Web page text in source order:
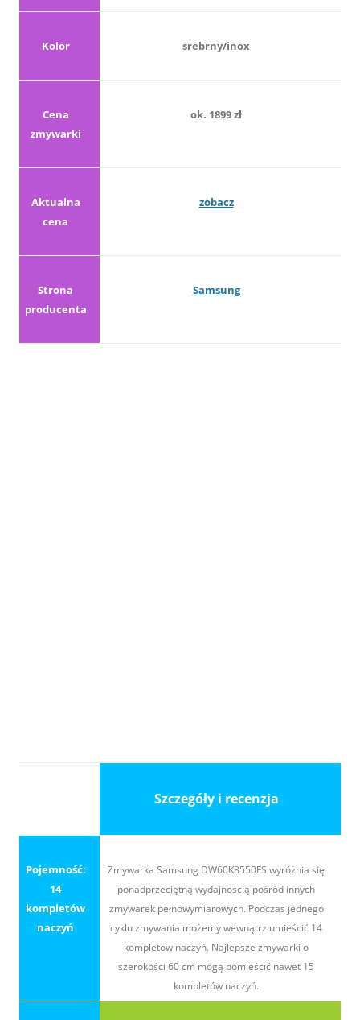
Kolor srebrny/inox
Cena
zmywarki
ok. 1899 zł
Aktualna
cena
zobacz
Strona
producenta
Samsung
Szczegóły i recenzja
Pojemność:
14
kompletów
naczyń
Zmywarka Samsung DW60K8550FS wyróżnia się
ponadprzeciętną wydajnością pośród innych
zmywarek pełnowymiarowych. Podczas jednego
cyklu zmywania możemy wewnątrz umieścić 14
kompletow naczyń. Najlepsze zmywarki o
szerokości 60 cm mogą pomieścić nawet 15
kompletów naczyń.